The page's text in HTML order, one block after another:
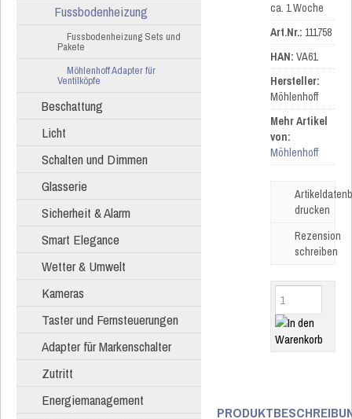
Fussbodenheizung
Fussbodenheizung Sets und
Pakete
Möhlenhoff Adapter für
Ventilköpfe
Beschattung
Licht
Schalten und Dimmen
Glasserie
Sicherheit & Alarm
Smart Elegance
Wetter & Umwelt
Kameras
Taster und Fernsteuerungen
Adapter für Markenschalter
Zutritt
Energiemanagement
ca. 1 Woche
Art.Nr.: 111758
HAN: VA61
Hersteller:
Möhlenhoff
Mehr Artikel
von:
Möhlenhoff
drucken
Rezension
schreiben